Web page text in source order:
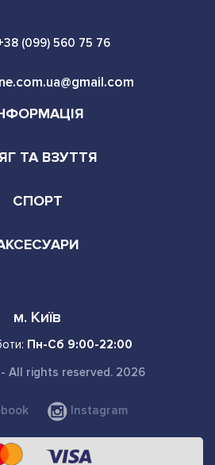
(099) 560 75 76
ТА ВЗУТТЯ
СПОРТ
м. Київ
Пн-Сб 9:00-22:00
All rights reserved. 2026
Instagram